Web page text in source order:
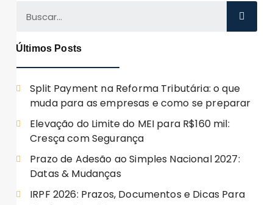
Últimos Posts
Split Payment na Reforma Tributária: o que
muda para as empresas e como se preparar
Elevação do Limite do MEI para R$160 mil:
Cresça com Segurança
Prazo de Adesão ao Simples Nacional 2027:
Datas & Mudanças
IRPF 2026: Prazos, Documentos e Dicas Para